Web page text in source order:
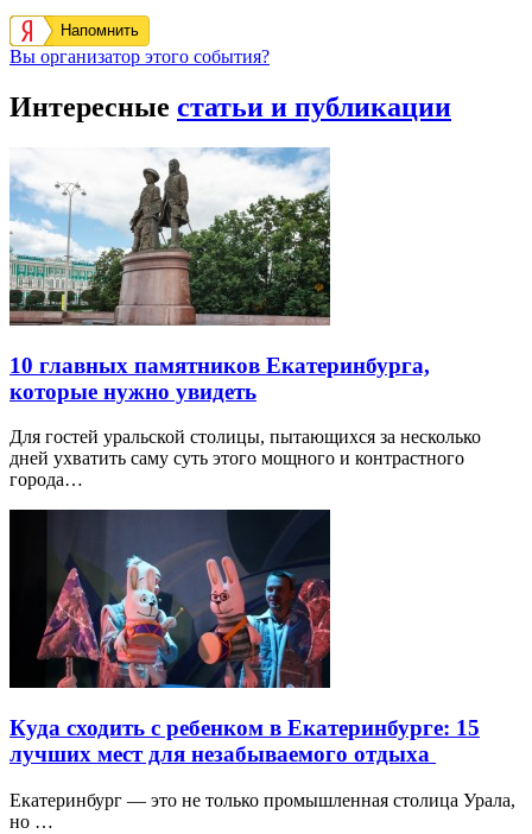
Напомнить
Вы организатор этого события?
Интересные статьи и публикации
10 главных памятников Екатеринбурга,
которые нужно увидеть
Для гостей уральской столицы, пытающихся за несколько
дней ухватить саму суть этого мощного и контрастного
города…
Куда сходить с ребенком в Екатеринбурге: 15
лучших мест для незабываемого отдыха
Екатеринбург — это не только промышленная столица Урала,
но …